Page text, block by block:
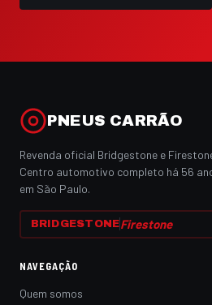
PNEUS CARRÃO
Revenda oficial Bridgestone e
Centro automotivo completo há 56
em São Paulo.
BRIDGESTONEFirestone
NAVEGAÇÃO
Quem somos